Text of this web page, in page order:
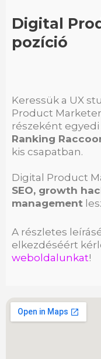
Digital
pozíció
Keressük a UX
Product
részeként
Ranking
kis csapatban.
Digital Product
SEO, growth
management
A részletes
elkezdéséért
weboldalunkat!